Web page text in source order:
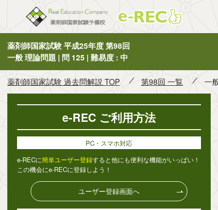
薬剤師国家試験 平成25年度 第98回
一般 理論問題 | 問 125 | 難易度 : 中
薬剤師国家試験 過去問解説 TOP 第98回 一覧 一
e-REC ご利用方法
PC・スマホ対応
e-RECに簡単ユーザー登録すると他にも便利な機能がいっぱい！
この機会にe-RECに登録しよう！
ユーザー登録画面へ